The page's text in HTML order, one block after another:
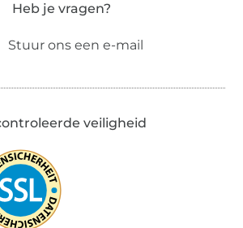
Heb je vragen?
Stuur ons een e-mail
veiligheid